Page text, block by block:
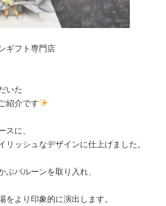
ギフト専門店
いた
紹介です
スに、
ッシュなデザインに仕上げました。
ぶバルーンを取り入れ、
より印象的に演出します。